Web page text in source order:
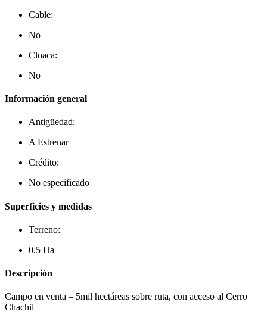
Cable:
No
Cloaca:
No
Información general
Antigüedad:
A Estrenar
Crédito:
No especificado
Superficies y medidas
Terreno:
0.5 Ha
Descripción
Campo en venta – 5mil hectáreas sobre ruta, con acceso al Cerro
Chachil